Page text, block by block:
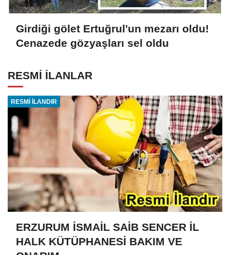
Girdiği gölet Ertuğrul'un mezarı oldu!
Cenazede gözyaşları sel oldu
RESMİ İLANLAR
RESMİ İLANDIR
ERZURUM İSMAİL SAİB SENCER İL
HALK KÜTÜPHANESİ BAKIM VE